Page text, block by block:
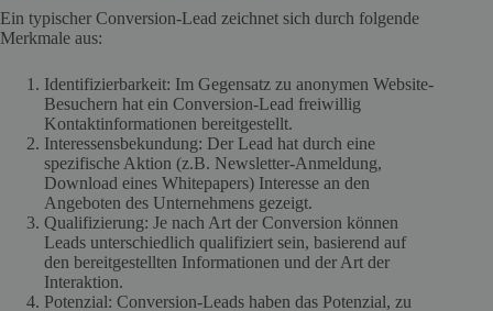
Ein typischer Conversion-Lead zeichnet sich durch folgende
Merkmale aus:
Identifizierbarkeit: Im Gegensatz zu anonymen Website-
Besuchern hat ein Conversion-Lead freiwillig
Kontaktinformationen bereitgestellt.
Interessensbekundung: Der Lead hat durch eine
spezifische Aktion (z.B. Newsletter-Anmeldung,
Download eines Whitepapers) Interesse an den
Angeboten des Unternehmens gezeigt.
Qualifizierung: Je nach Art der Conversion können
Leads unterschiedlich qualifiziert sein, basierend auf
den bereitgestellten Informationen und der Art der
Interaktion.
Potenzial: Conversion-Leads haben das Potenzial, zu